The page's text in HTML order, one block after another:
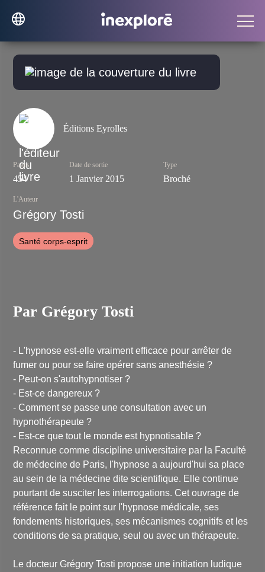
Éditions Eyrolles
Pages
454
Date de sortie
1 Janvier 2015
Type
Broché
L'Auteur
Grégory Tosti
Santé corps-esprit
Par Grégory Tosti
- L'hypnose est-elle vraiment efficace pour arrêter de
fumer ou pour se faire opérer sans anesthésie ?
- Peut-on s'autohypnotiser ?
- Est-ce dangereux ?
- Comment se passe une consultation avec un
hypnothérapeute ?
- Est-ce que tout le monde est hypnotisable ?
Reconnue comme discipline universitaire par la Faculté
de médecine de Paris, l'hypnose a aujourd'hui sa place
au sein de la médecine dite scientifique. Elle continue
pourtant de susciter les interrogations. Cet ouvrage de
référence fait le point sur l'hypnose médicale, ses
fondements historiques, ses mécanismes cognitifs et les
conditions de sa pratique, seul ou avec un thérapeute.
Le docteur Grégory Tosti propose une initiation ludique